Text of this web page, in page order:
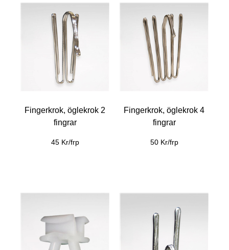
Fingerkrok, öglekrok 2
fingrar
45 Kr/frp
Fingerkrok, öglekrok 4
fingrar
50 Kr/frp